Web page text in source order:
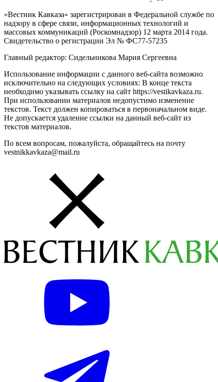
«Вестник Кавказа» зарегистрирован в Федеральной службе по
надзору в сфере связи, информационных технологий и
массовых коммуникаций (Роскомнадзор) 12 марта 2014 года.
Свидетельство о регистрации Эл № ФС77-57235
Главный редактор: Сидельникова Мария Сергеевна
Использование информации с данного веб-сайта возможно
исключительно на следующих условиях: В конце текста
необходимо указывать ссылку на сайт https://vestikavkaza.ru.
При использовании материалов недопустимо изменение
текстов. Текст должен копироваться в первоначальном виде.
Не допускается удаление ссылки на данный веб-сайт из
текстов материалов.
По всем вопросам, пожалуйста, обращайтесь на почту
vestnikkavkaza@mail.ru